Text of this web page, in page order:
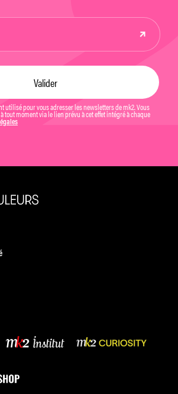
utilisé pour vous adresser les newsletters de mk2. Vous
tout moment via le lien prévu à cet effet intégré à chaque